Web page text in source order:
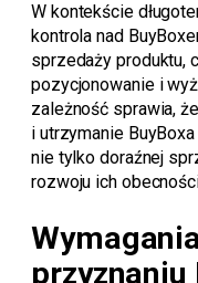
W kontekście
kontrola nad
sprzedaży produktu,
pozycjonowanie i
zależność sprawia,
i utrzymanie
nie tylko doraźnej
rozwoju ich
przyznaniu